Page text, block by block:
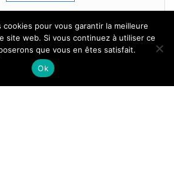
Tous droits reservés.
cookies pour vous garantir la meilleure
site web. Si vous continuez à utiliser ce
que vous en êtes satisfait.
Ok